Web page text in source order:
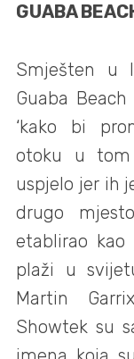
GUABA
Smješten u
Guaba
‘kako bi
otoku u tom
uspjelo jer ih
drugo
etablirao
plaži u
Martin
Showtek su